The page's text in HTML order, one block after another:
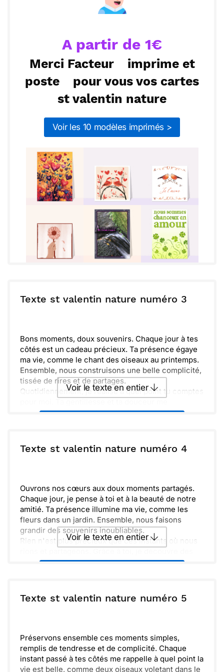
A partir de 1€
Merci Facteur
imprime et
poste
pour vous vos cartes
st valentin nature
Voir les 10 modèles imprimés >
Texte st valentin nature numéro 3
Bons moments, doux souvenirs. Chaque jour à tes
côtés est un cadeau précieux. Ta présence égaye
ma vie, comme le chant des oiseaux au printemps.
Ensemble, nous construisons une belle complicité,
tissée de rires et de partages.
Quotidiennement, je réalise à quel point tu comptes
réchauffent le cœur. En cette Saint-Valentin, je
dans ce monde si merveilleux.
Voir le texte en entier
ou : Copier Recevoir par mail
Texte st valentin nature numéro 4
Ouvrons nos cœurs aux doux moments partagés.
Chaque jour, je pense à toi et à la beauté de notre
amitié. Ta présence illumine ma vie, comme les
fleurs dans un jardin. Ensemble, nous faisons
grandir des souvenirs inoubliables.
Rien n'est plus précieux que ces instants où nous
horizons nouveaux. Je suis reconnaissant de
célébrer notre lien unique. Bats-toi pour ce qui
compte.
Voir le texte en entier
ou : Copier Recevoir par mail
Texte st valentin nature numéro 5
Préservons ensemble ces moments simples,
remplis de tendresse et de complicité. Chaque
instant passé à tes côtés me rappelle à quel point la
vie est belle, comme deux oiseaux voletant dans le